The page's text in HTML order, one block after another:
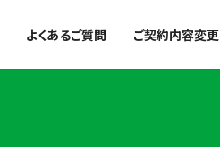
よくあるご質問 ご契約内容変更